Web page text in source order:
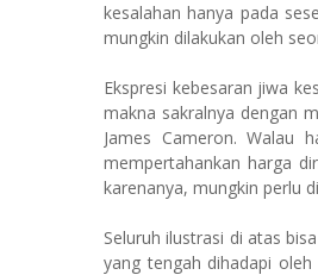
kesalahan hanya pada
mungkin dilakukan oleh
Ekspresi kebesaran jiwa
makna sakral­nya dengan
James Cameron. Walau
mempertahankan harga
karenanya, mungkin perlu
Seluruh ilustrasi di atas
yang tengah dihadapi oleh